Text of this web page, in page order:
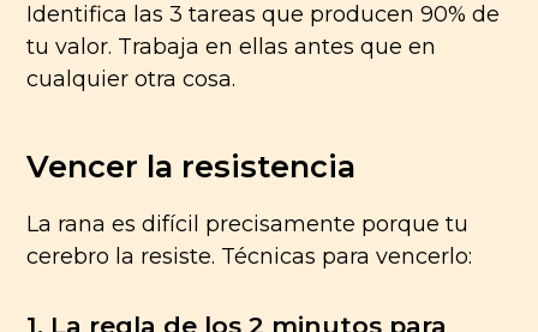
Identifica las 3 tareas que producen 90% de
tu valor. Trabaja en ellas antes que en
cualquier otra cosa.
Vencer la resistencia
La rana es difícil precisamente porque tu
cerebro la resiste. Técnicas para vencerlo:
1. La regla de los 2 minutos para